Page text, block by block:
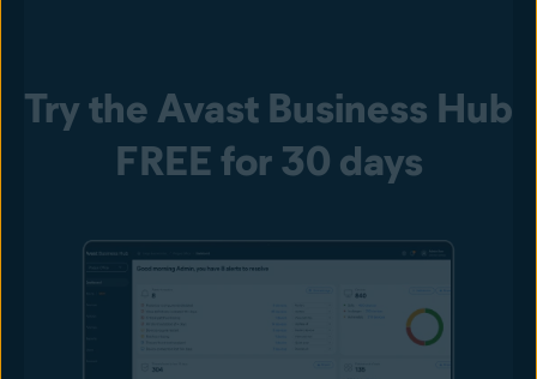
Try the Avast Business Hub
FREE for 30 days